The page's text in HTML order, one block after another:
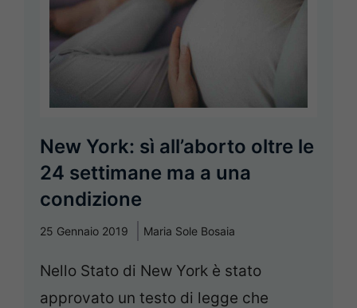
New York: sì all’aborto oltre le
24 settimane ma a una
condizione
25 Gennaio 2019 Maria Sole Bosaia
Nello Stato di New York è stato
approvato un testo di legge che